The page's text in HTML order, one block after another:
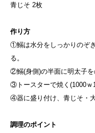
青じそ 2枚
作り方
①鰯は水分をしっかりのぞ
る。
②鰯(身側)の半面に明太子を
③トースターで焼く(1000ｗ
④器に盛り付け、青じそ・
調理のポイント